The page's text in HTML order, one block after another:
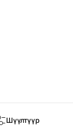
Шүүлтүүр
Чат